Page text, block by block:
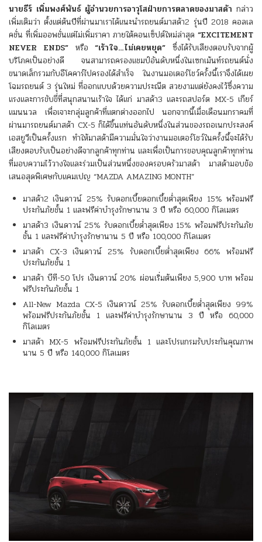
นายธีร์ เพิ่มพงศ์พันธ์ ผู้อำนวยการอาวุโสฝ่ายการตลาดของมาสด้า กล่าว
เพิ่มเติมว่า ตั้งแต่ต้นปีที่ผ่านมาเราได้แนะนำรถยนต์มาสด้า2 รุ่นปี 2018 คอลเล
คชั่น ที่เพิ่มออพชั่นแต่ไม่เพิ่มราคา ภายใต้คอนเซ็ปต์ใหม่ล่าสุด “EXCITEMENT
NEVER ENDS” หรือ“เร้าใจ…ไม่เคยหยุด” ซึ่งได้รับเสียงตอบรับจากผู้
บริโภคเป็นอย่างดี จนสามารถครองแชมป์อันดับหนึ่งในเซกเม้นท์รถยนต์นั่ง
ขนาดเล็กรวมกับอีโคคาร์ไปครองได้สำเร็จ ในงานมอเตอร์โชว์ครั้งนี้เราจึงได้เผย
โฉมรถยนต์ 3 รุ่นใหม่ ที่ออกแบบด้วยความประณีต สวยงามแต่ยังคงไว้ซึ่งความ
แรงและการขับขี่ที่สนุกสนานเร้าใจ ได้แก่ มาสด้า3 และรถสปอร์ต MX-5 เกียร์
แมนนวล เพื่อเจาะกลุ่มลูกค้าที่แตกต่างออกไป นอกจากนี้เมื่อเดือนมกราคมที่
ผ่านมารถยนต์มาสด้า CX-5 ก็ได้ขึ้นแท่นอันดับหนึ่งในส่วนของรถอเนกประสงค์
เอสยูวีเป็นครั้งแรก ทำให้มาสด้ามีความมั่นใจว่างานมอเตอร์โชว์ในครั้งนี้จะได้รับ
เสียงตอบรับเป็นอย่างดีจากลูกค้าทุกท่าน และเพื่อเป็นการขอบคุณลูกค้าทุกท่าน
ที่มอบความไว้วางใจและร่วมเป็นส่วนหนึ่งของครอบครัวมาสด้า มาสด้ามอบข้อ
เสนอสุดพิเศษกับแคมเปญ “MAZDA AMAZING MONTH”
มาสด้า2 เงินดาวน์ 25% รับดอกเบี้ยดอกเบี้ยต่ำสุดเพียง 15% พร้อมฟรี
ประกันภัยชั้น 1 และฟรีค่าบำรุงรักษานาน 3 ปี หรือ 60,000 กิโลเมตร
มาสด้า3 เงินดาวน์ 25% รับดอกเบี้ยต่ำสุดเพียง 15% พร้อมฟรีประกันภัย
ชั้น 1 และฟรีค่าบำรุงรักษานาน 5 ปี หรือ 100,000 กิโลเมตร
มาสด้า CX-3 เงินดาวน์ 25% รับดอกเบี้ยต่ำสุดเพียง 66% พร้อมฟรี
ประกันภัยชั้น 1
มาสด้า บีที-50 โปร เงินดาวน์ 20% ผ่อนเริ่มต้นเพียง 5,900 บาท พร้อม
ฟรีประกันภัยชั้น 1
All-New Mazda CX-5 เงินดาวน์ 25% รับดอกเบี้ยต่ำสุดเพียง 99%
พร้อมฟรีประกันภัยชั้น 1 และฟรีค่าบำรุงรักษานาน 3 ปี หรือ 60,000
กิโลเมตร
มาสด้า MX-5 พร้อมฟรีประกันภัยชั้น 1 และโปรแกรมรับประกันคุณภาพ
นาน 5 ปี หรือ 140,000 กิโลเมตร